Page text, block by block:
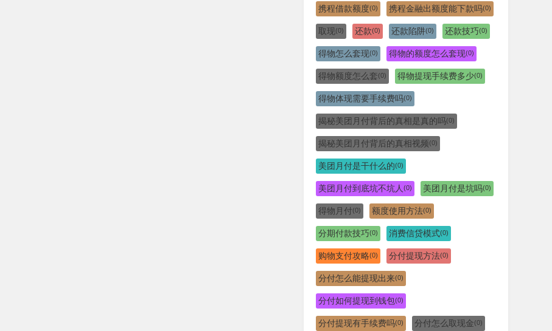
携程借款额度(0) 携程金融出额度能下款吗(0)
取现(0) 还款(0) 还款陷阱(0) 还款技巧(0)
得物怎么套现(0) 得物的额度怎么套现(0)
得物额度怎么套(0) 得物提现手续费多少(0)
得物体现需要手续费吗(0)
揭秘美团月付背后的真相是真的吗(0)
揭秘美团月付背后的真相视频(0)
美团月付是干什么的(0)
美团月付到底坑不坑人 (0) 美团月付是坑吗(0)
得物月付(0) 额度使用方法(0)
分期付款技巧(0) 消费信贷模式(0)
购物支付攻略(0) 分付提现方法(0)
分付怎么能提现出来(0)
分付如何提现到钱包(0)
分付提现有手续费吗(0) 分付怎么取现金(0)